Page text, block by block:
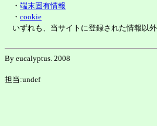
・ 端末固有情報
・ cookie
いずれも、当サイトに登録された情報以外
By eucalyptus. 2008
担当:undef